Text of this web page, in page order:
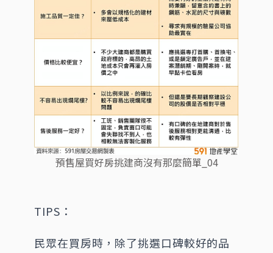
預售屋買好房挑建商沒有那麼簡單_04
TIPS：
民眾在買房時，除了挑選口碑較好的品